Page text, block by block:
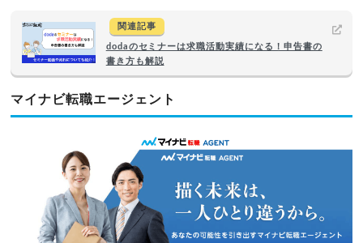
関連記事
dodaのセミナーは求職活動実績になる！申告書の
書き方も解説
マイナビ転職エージェント